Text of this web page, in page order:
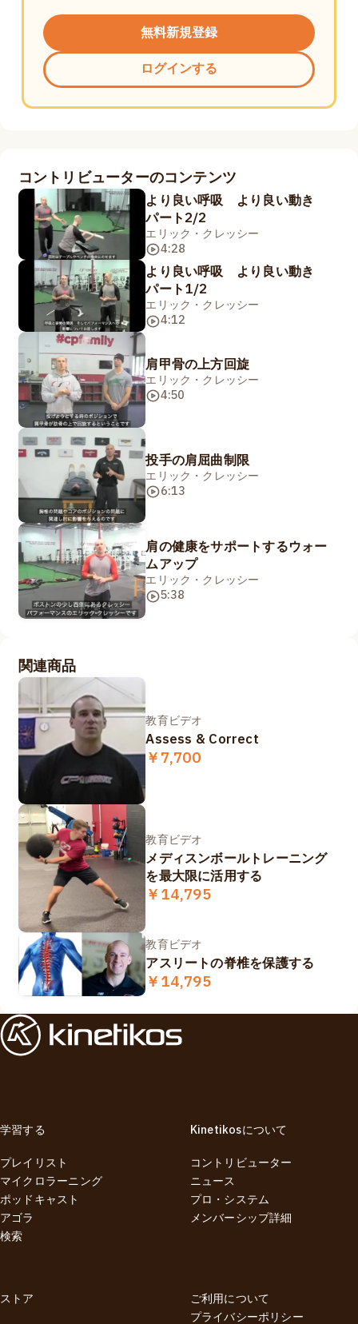
無料新規登録
ログインする
コントリビューターのコンテンツ
より良い呼吸 より良い動き
パート2/2
エリック・クレッシー
4:28
より良い呼吸 より良い動き
パート1/2
エリック・クレッシー
4:12
肩甲骨の上方回旋
エリック・クレッシー
4:50
投手の肩屈曲制限
エリック・クレッシー
6:13
肩の健康をサポートするウォー
ムアップ
エリック・クレッシー
5:38
関連商品
教育ビデオ
Assess & Correct
￥7,700
教育ビデオ
メディスンボールトレーニング
を最大限に活用する
￥14,795
教育ビデオ
アスリートの脊椎を保護する
￥14,795
学習する
プレイリスト
マイクロラーニング
ポッドキャスト
アゴラ
検索
Kinetikosについて
コントリビューター
ニュース
プロ・システム
メンバーシップ詳細
ストア
ご利用について
プライバシーポリシー